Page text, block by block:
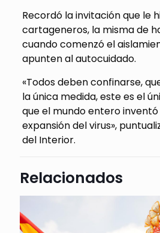
Recordó la invitación que le
cartageneros, la misma de
cuando comenzó el
apunten al autocuidado.
«Todos deben confinarse,
la única medida, este es el
que el mundo entero
expansión del virus»,
del Interior.
Relacionados